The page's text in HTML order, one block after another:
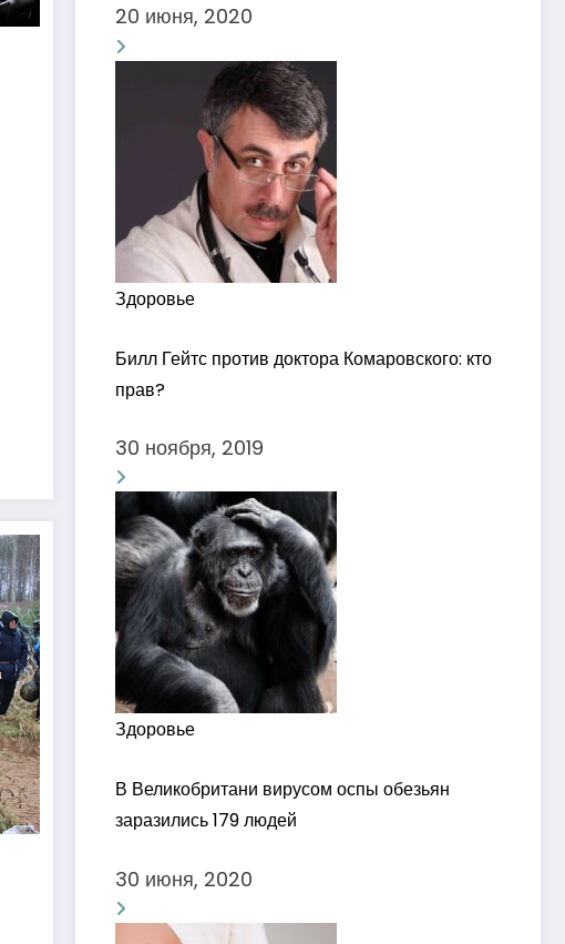
20 июня, 2020
Здоровье
Билл Гейтс против доктора Комаровского: кто
прав?
30 ноября, 2019
Здоровье
В Великобритани вирусом оспы обезьян
заразились 179 людей
30 июня, 2020